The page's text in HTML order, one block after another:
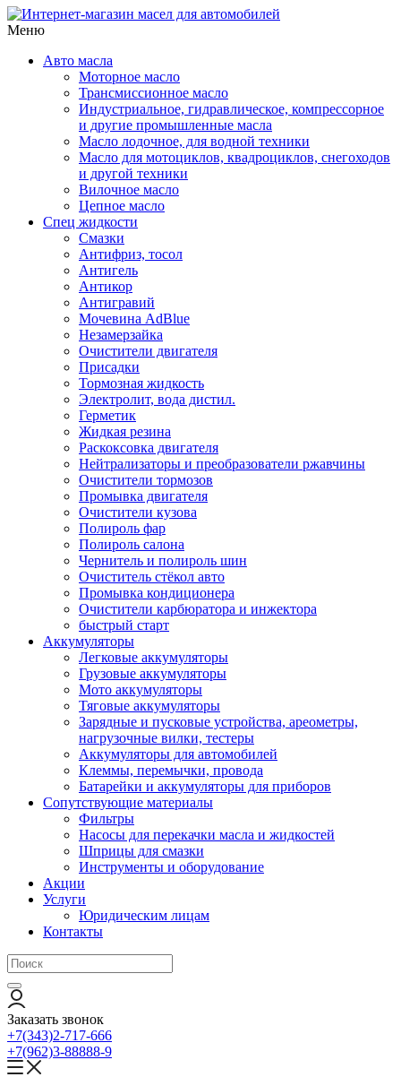
Меню
Авто масла
Моторное масло
Трансмиссионное масло
Индустриальное, гидравлическое, компрессорное
и другие промышленные масла
Масло лодочное, для водной техники
Масло для мотоциклов, квадроциклов, снегоходов
и другой техники
Вилочное масло
Цепное масло
Спец жидкости
Смазки
Антифриз, тосол
Антигель
Антикор
Антигравий
Мочевина AdBlue
Незамерзайка
Очистители двигателя
Присадки
Тормозная жидкость
Электролит, вода дистил.
Герметик
Жидкая резина
Раскоксовка двигателя
Нейтрализаторы и преобразователи ржавчины
Очистители тормозов
Промывка двигателя
Очистители кузова
Полироль фар
Полироль салона
Чернитель и полироль шин
Очиститель стёкол авто
Промывка кондиционера
Очистители карбюратора и инжектора
быстрый старт
Аккумуляторы
Легковые аккумуляторы
Грузовые аккумуляторы
Мото аккумуляторы
Тяговые аккумуляторы
Зарядные и пусковые устройства, ареометры,
нагрузочные вилки, тестеры
Аккумуляторы для автомобилей
Клеммы, перемычки, провода
Батарейки и аккумуляторы для приборов
Сопутствующие материалы
Фильтры
Насосы для перекачки масла и жидкостей
Шприцы для смазки
Инструменты и оборудование
Акции
Услуги
Юридическим лицам
Контакты
Заказать звонок
+7(343)2-717-666
+7(962)3-88888-9